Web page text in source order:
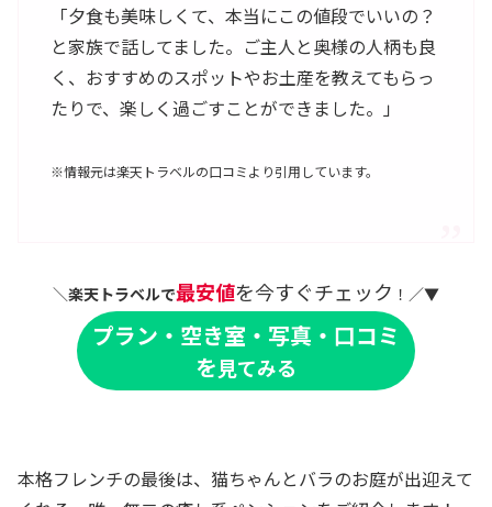
「夕食も美味しくて、本当にこの値段でいいの？
と家族で話してました。ご主人と奥様の人柄も良
く、おすすめのスポットやお土産を教えてもらっ
たりで、楽しく過ごすことができました。」
※情報元は楽天トラベルの口コミより引用しています。
＼楽天トラベルで最安値を今すぐチェック ！／▼
プラン・空き室・写真・口コミ
を見てみる
本格フレンチの最後は、猫ちゃんとバラのお庭が出迎えて